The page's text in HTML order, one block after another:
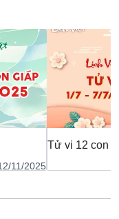
11/2025
Tử vi 12 con